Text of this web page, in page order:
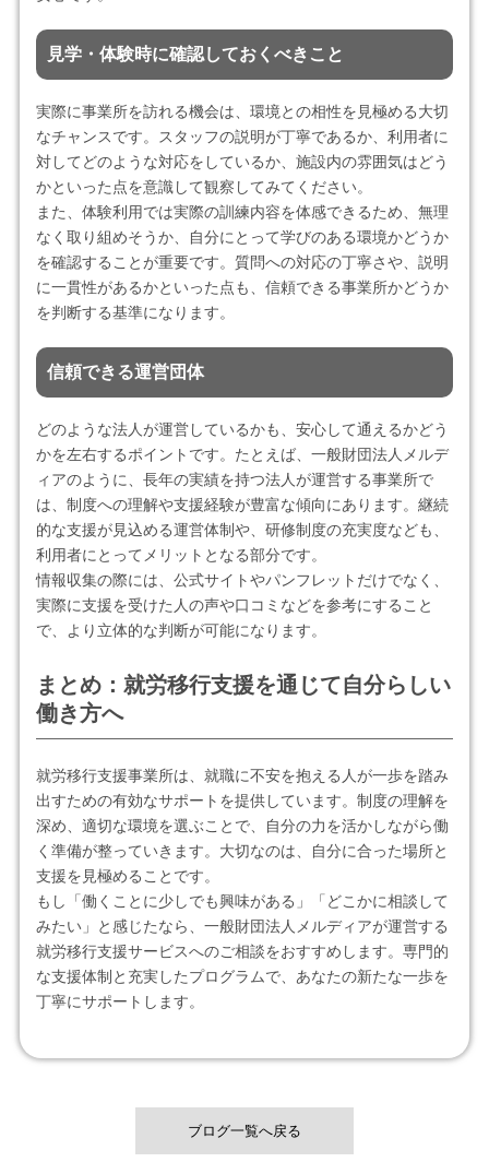
見学・体験時に確認しておくべきこと
実際に事業所を訪れる機会は、環境との相性を見極める大切
なチャンスです。スタッフの説明が丁寧であるか、利用者に
対してどのような対応をしているか、施設内の雰囲気はどう
かといった点を意識して観察してみてください。
また、体験利用では実際の訓練内容を体感できるため、無理
なく取り組めそうか、自分にとって学びのある環境かどうか
を確認することが重要です。質問への対応の丁寧さや、説明
に一貫性があるかといった点も、信頼できる事業所かどうか
を判断する基準になります。
信頼できる運営団体
どのような法人が運営しているかも、安心して通えるかどう
かを左右するポイントです。たとえば、一般財団法人メルデ
ィアのように、長年の実績を持つ法人が運営する事業所で
は、制度への理解や支援経験が豊富な傾向にあります。継続
的な支援が見込める運営体制や、研修制度の充実度なども、
利用者にとってメリットとなる部分です。
情報収集の際には、公式サイトやパンフレットだけでなく、
実際に支援を受けた人の声や口コミなどを参考にすること
で、より立体的な判断が可能になります。
まとめ：就労移行支援を通じて自分らしい
働き方へ
就労移行支援事業所は、就職に不安を抱える人が一歩を踏み
出すための有効なサポートを提供しています。制度の理解を
深め、適切な環境を選ぶことで、自分の力を活かしながら働
く準備が整っていきます。大切なのは、自分に合った場所と
支援を見極めることです。
もし「働くことに少しでも興味がある」「どこかに相談して
みたい」と感じたなら、一般財団法人メルディアが運営する
就労移行支援サービスへのご相談をおすすめします。専門的
な支援体制と充実したプログラムで、あなたの新たな一歩を
丁寧にサポートします。
ブログ一覧へ戻る